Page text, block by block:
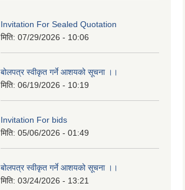
Invitation For Sealed Quotation
मिति: 07/29/2026 - 10:06
बोलपत्र स्वीकृत गर्ने आशयको सूचना ।।
मिति: 06/19/2026 - 10:19
Invitation For bids
मिति: 05/06/2026 - 01:49
बोलपत्र स्वीकृत गर्ने आशयको सूचना ।।
मिति: 03/24/2026 - 13:21